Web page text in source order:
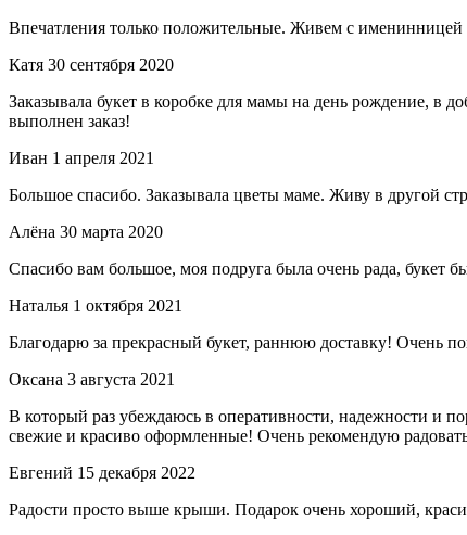
Впечатления только положительные. Живем с именинницей
Катя 30 сентября 2020
Заказывала букет в коробке для мамы на день рождение, в
выполнен заказ!
Иван 1 апреля 2021
Большое спасибо. Заказывала цветы маме. Живу в другой
Алёна 30 марта 2020
Спасибо вам большое, моя подруга была очень рада, букет
Наталья 1 октября 2021
Благодарю за прекрасный букет, раннюю доставку! Очень
Оксана 3 августа 2021
В который раз убеждаюсь в оперативности, надежности и
свежие и красиво оформленные! Очень рекомендую
Евгений 15 декабря 2022
Радости просто выше крыши. Подарок очень хороший,